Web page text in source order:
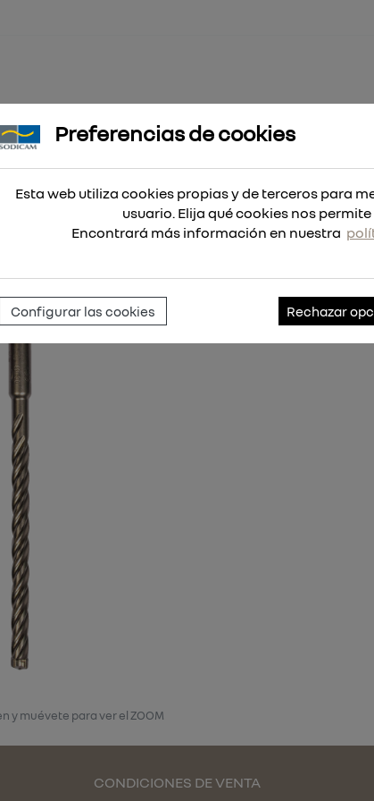
SDS-Plus MX4 8x165
y muévete para ver el ZOOM
CONDICIONES DE VENTA
Preferencias de cookies
Esta web utiliza cookies propias y de terceros para
usuario. Elija qué cookies nos
Encontrará más información en nuestra
Configurar las cookies Rechazar